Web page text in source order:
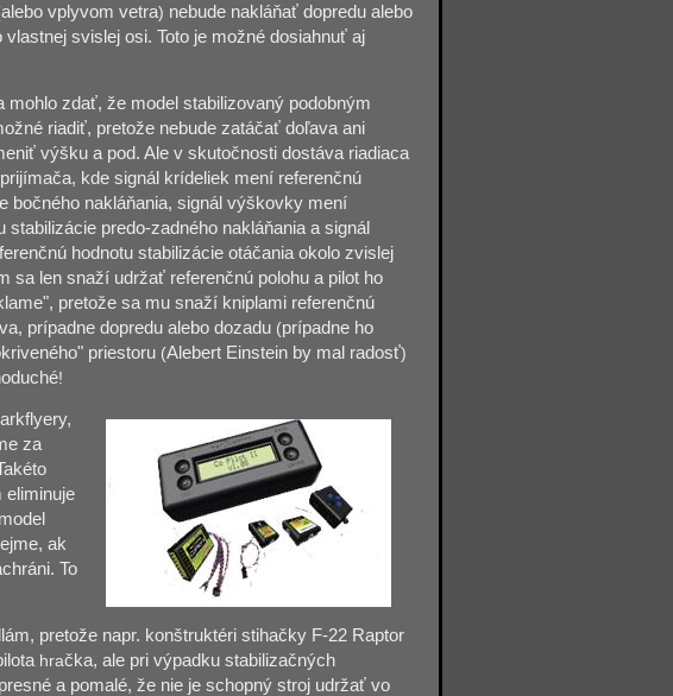
alebo vplyvom vetra) nebude nakláňať dopredu alebo
svislej osi. Toto je možné dosiahnuť aj
mohlo zdať, že model stabilizovaný podobným
riadiť, pretože nebude zatáčať doľava ani
výšku a pod. Ale v skutočnosti dostáva riadiaca
kde signál krídeliek mení referenčnú
bočného nakláňania, signál výškovky mení
stabilizácie predo-zadného nakláňania a signál
hodnotu stabilizácie otáčania okolo zvislej
sa len snaží udržať referenčnú polohu a pilot ho
pretože sa mu snaží kniplami referenčnú
prípadne dopredu alebo dozadu (prípadne ho
priestoru (Alebert Einstein by mal radosť)
!
za
eliminuje
ak
To
pretože napr. konštruktéri stihačky F-22 Raptor
hračka, ale pri výpadku stabilizačných
a pomalé, že nie je schopný stroj udržať vo